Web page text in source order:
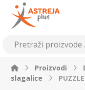
Proizvodi
slagalice